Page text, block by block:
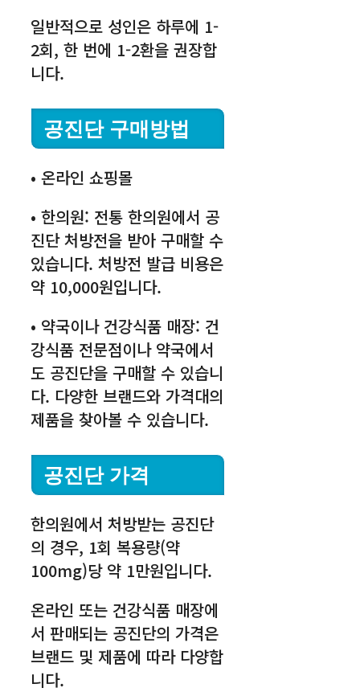
일반적으로 성인은 하루에 1-
2회, 한 번에 1-2환을 권장합
니다.
공진단 구매방법
• 온라인 쇼핑몰
• 한의원: 전통 한의원에서 공
진단 처방전을 받아 구매할 수
있습니다. 처방전 발급 비용은
약 10,000원입니다.
• 약국이나 건강식품 매장: 건
강식품 전문점이나 약국에서
도 공진단을 구매할 수 있습니
다. 다양한 브랜드와 가격대의
제품을 찾아볼 수 있습니다.
공진단 가격
한의원에서 처방받는 공진단
의 경우, 1회 복용량(약
100mg)당 약 1만원입니다.
온라인 또는 건강식품 매장에
서 판매되는 공진단의 가격은
브랜드 및 제품에 따라 다양합
니다.